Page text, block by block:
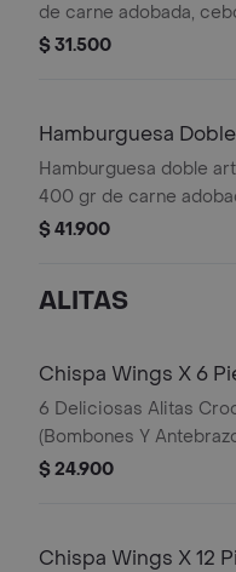
de carne adobada,
tomate, tocineta,
$ 31.500
Hamburguesa Doble
Hamburguesa doble
400 gr de carne
grille, tocineta, queso,
$ 41.900
ALITAS
Chispa Wings X 6
6 Deliciosas Alitas
(Bombones Y
la salsa de tu elección y
Mostaza o Teriyaki
$ 24.900
Chispa Wings X 12